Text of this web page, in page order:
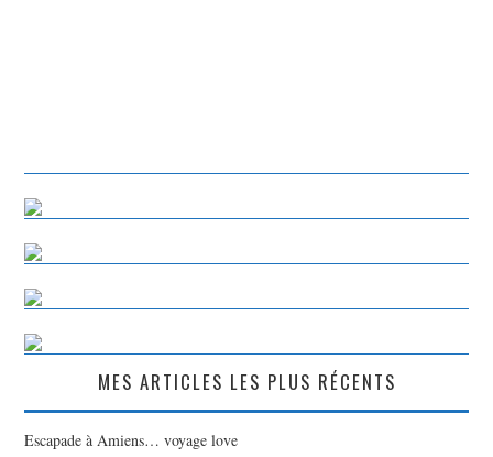
MES ARTICLES LES PLUS RÉCENTS
Escapade à Amiens… voyage love